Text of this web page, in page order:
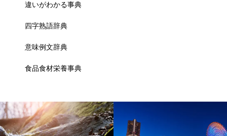
違いがわかる事典
四字熟語辞典
意味例文辞典
食品食材栄養事典